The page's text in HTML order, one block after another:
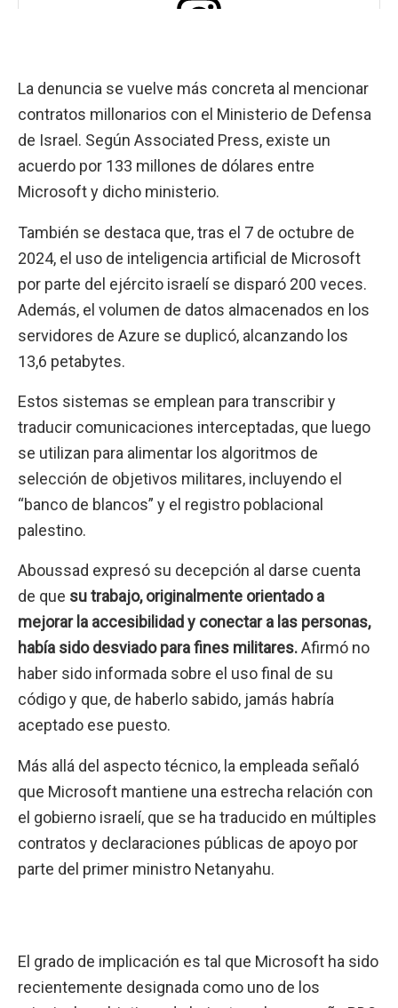
A post shared by The Verge (@verge)
La denuncia se vuelve más concreta al mencionar
contratos millonarios con el Ministerio de Defensa
de Israel. Según Associated Press, existe un
acuerdo por 133 millones de dólares entre
Microsoft y dicho ministerio.
También se destaca que, tras el 7 de octubre de
2024, el uso de inteligencia artificial de Microsoft
por parte del ejército israelí se disparó 200 veces.
Además, el volumen de datos almacenados en los
servidores de Azure se duplicó, alcanzando los
13,6 petabytes.
Estos sistemas se emplean para transcribir y
traducir comunicaciones interceptadas, que luego
se utilizan para alimentar los algoritmos de
selección de objetivos militares, incluyendo el
“banco de blancos” y el registro poblacional
palestino.
Aboussad expresó su decepción al darse cuenta
de que su trabajo, originalmente orientado a
mejorar la accesibilidad y conectar a las personas,
había sido desviado para fines militares.Afirmó no
haber sido informada sobre el uso final de su
código y que, de haberlo sabido, jamás habría
aceptado ese puesto.
Más allá del aspecto técnico, la empleada señaló
que Microsoft mantiene una estrecha relación con
el gobierno israelí, que se ha traducido en múltiples
contratos y declaraciones públicas de apoyo por
parte del primer ministro Netanyahu.
El grado de implicación es tal que Microsoft ha sido
recientemente designada como uno de los